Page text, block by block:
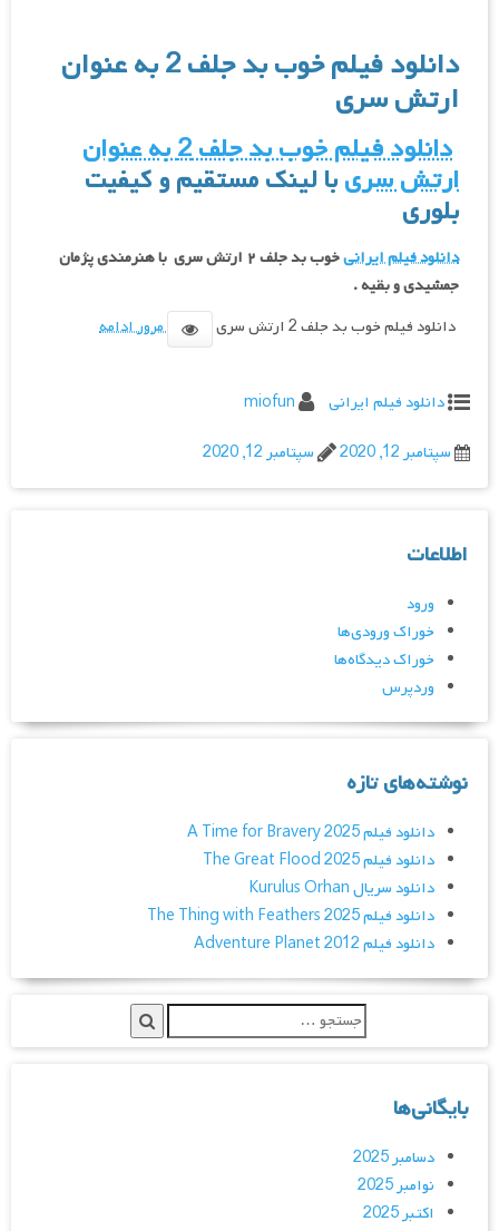
دانلود فیلم خوب بد جلف 2 به عنوان
ارتش سری
دانلود فیلم خوب بد جلف 2 به عنوان
ارتش سریبا لینک مستقیم و کیفیت
بلوری
دانلود فیلم ایرانی
خوب بد جلف ۲ ارتش سری با هنرمندی پژمان
جمشیدی و بقیه .
دانلود فیلم خوب بد جلف 2 ارتش سری
مرور ادامه
دانلود فیلم ایرانی
miofun
سپتامبر 12, 2020
سپتامبر 12, 2020
اطلاعات
ورود
خوراک ورودی‌ها
خوراک دیدگاه‌ها
وردپرس
نوشته‌های تازه
دانلود فیلم A Time for Bravery 2025
دانلود فیلم The Great Flood 2025
دانلود سریال Kurulus Orhan
دانلود فیلم The Thing with Feathers 2025
دانلود فیلم Adventure Planet 2012
بایگانی‌ها
دسامبر 2025
نوامبر 2025
اکتبر 2025